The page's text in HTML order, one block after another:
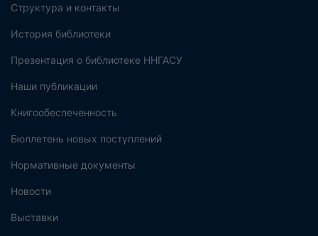
Структура и контакты
История библиотеки
Презентация о библиотеке ННГАСУ
Наши публикации
Книгообеспеченность
Бюллетень новых поступлений
Нормативные документы
Новости
Выставки